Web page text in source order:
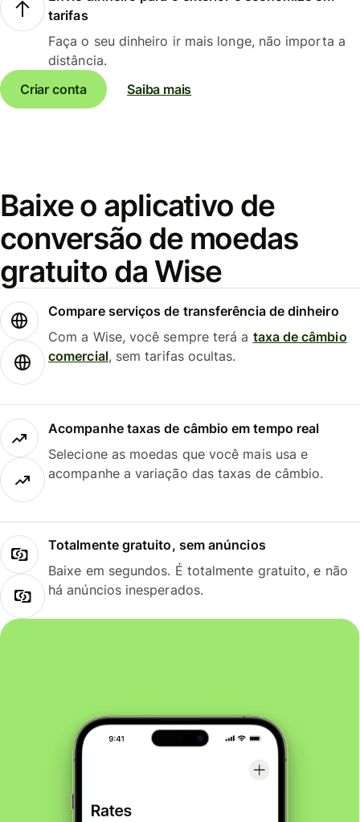
tarifas
Faça o seu dinheiro ir mais longe, não importa a
distância.
Criar conta
Saiba mais
Baixe o aplicativo de
conversão de moedas
gratuito da Wise
Compare serviços de transferência de dinheiro
Com a Wise, você sempre terá a taxa de câmbio
comercial, sem tarifas ocultas.
Acompanhe taxas de câmbio em tempo real
Selecione as moedas que você mais usa e
acompanhe a variação das taxas de câmbio.
Totalmente gratuito, sem anúncios
Baixe em segundos. É totalmente gratuito, e não
há anúncios inesperados.